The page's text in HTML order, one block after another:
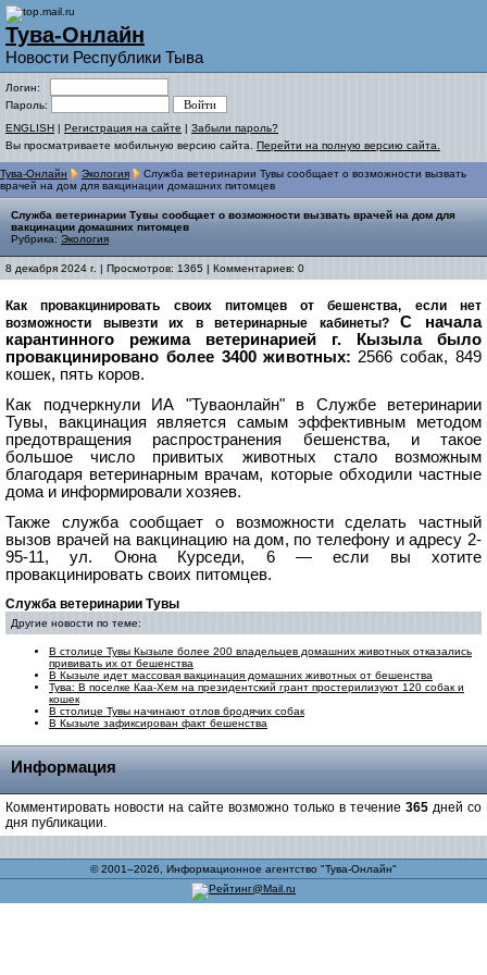
Тува-Онлайн
Новости Республики Тыва
Логин:
Пароль:
ENGLISH | Регистрация на сайте | Забыли пароль?
Вы просматриваете мобильную версию сайта. Перейти на полную версию сайта.
Тува-Онлайн Экология
Служба ветеринарии Тувы сообщает о возможности вызвать
врачей на дом для вакцинации домашних питомцев
Служба ветеринарии Тувы сообщает о возможности вызвать врачей на дом для
вакцинации домашних питомцев
Рубрика: Экология
8 декабря 2024 г. | Просмотров: 1365 | Комментариев: 0
Как провакцинировать своих питомцев от бешенства, если нет
возможности вывезти их в ветеринарные кабинеты?С начала
карантинного режима ветеринарией г. Кызыла было
провакцинировано более 3400 животных:2566 собак,849
кошек, пять коров.
Как подчеркнули ИА "Туваонлайн" в Службе ветеринарии
Тувы, вакцинация является самым эффективным методом
предотвращения распространения бешенства, и такое
большое число привитых животных стало возможным
благодаря ветеринарным врачам, которые обходили частные
дома и информировали хозяев.
Также служба сообщает о возможности сделать частный
вызов врачей на вакцинацию на дом, по телефону и адресу 2-
95-11,ул. Оюна Курседи, 6 — если вы хотите
провакцинировать своих питомцев.
Служба ветеринарии Тувы
Другие новости по теме:
В столице Тувы Кызыле более 200 владельцев домашних животных отказались
прививать их от бешенства
В Кызыле идет массовая вакцинация домашних животных от бешенства
Тува: В поселке Каа-Хем на президентский грант простерилизуют 120 собак и
кошек
В столице Тувы начинают отлов бродячих собак
В Кызыле зафиксирован факт бешенства
Информация
Комментировать новости на сайте возможно только в течение 365 дней со
дня публикации.
© 2001–2026, Информационное агентство "Тува-Онлайн"